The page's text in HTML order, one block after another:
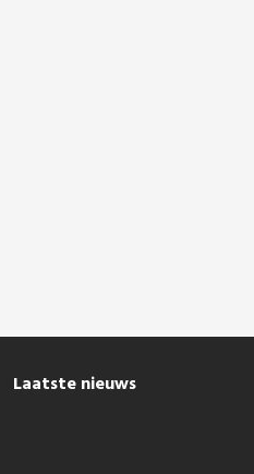
Laatste nieuws